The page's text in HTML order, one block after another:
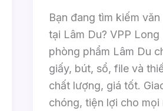
Bạn đang tìm kiếm
tại Lâm Du? VPP Long
phòng phẩm Lâm Du
giấy, bút, sổ, file và
chất lượng, giá tốt.
chóng, tiện lợi cho mọi